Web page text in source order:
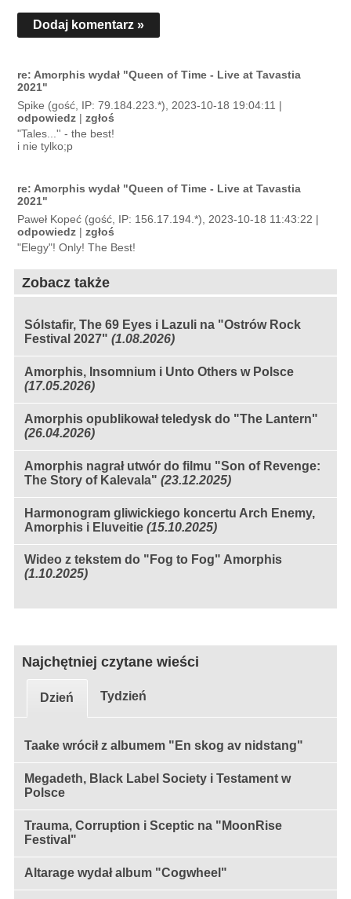
Dodaj komentarz »
re: Amorphis wydał "Queen of Time - Live at Tavastia
2021"
Spike (gość, IP: 79.184.223.*), 2023-10-18 19:04:11 |
odpowiedz |zgłoś
"Tales...'' - the best!
i nie tylko;p
re: Amorphis wydał "Queen of Time - Live at Tavastia
2021"
Paweł Kopeć (gość, IP: 156.17.194.*), 2023-10-18 11:43:22 |
odpowiedz |zgłoś
"Elegy"! Only! The Best!
Zobacz także
Sólstafir, The 69 Eyes i Lazuli na "Ostrów Rock
Festival 2027" (1.08.2026)
Amorphis, Insomnium i Unto Others w Polsce
(17.05.2026)
Amorphis opublikował teledysk do "The Lantern"
(26.04.2026)
Amorphis nagrał utwór do filmu "Son of Revenge:
The Story of Kalevala" (23.12.2025)
Harmonogram gliwickiego koncertu Arch Enemy,
Amorphis i Eluveitie (15.10.2025)
Wideo z tekstem do "Fog to Fog" Amorphis
(1.10.2025)
Najchętniej czytane wieści
Dzień Tydzień
Taake wrócił z albumem "En skog av nidstang"
Megadeth, Black Label Society i Testament w
Polsce
Trauma, Corruption i Sceptic na "MoonRise
Festival"
Altarage wydał album "Cogwheel"